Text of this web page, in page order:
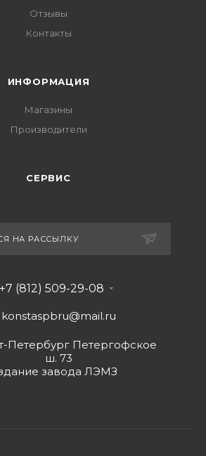
Отзывы
Контакты
ИНФОРМАЦИЯ
Магазины
Производители
СЕРВИС
НА РАССЫЛКУ
+7 (812) 509-29-08
konstaspbru@mail.ru
Петербург Петергофское
ш. 73
завода ЛЭМЗ